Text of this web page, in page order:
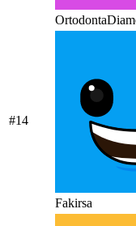
#14
Fakirsa